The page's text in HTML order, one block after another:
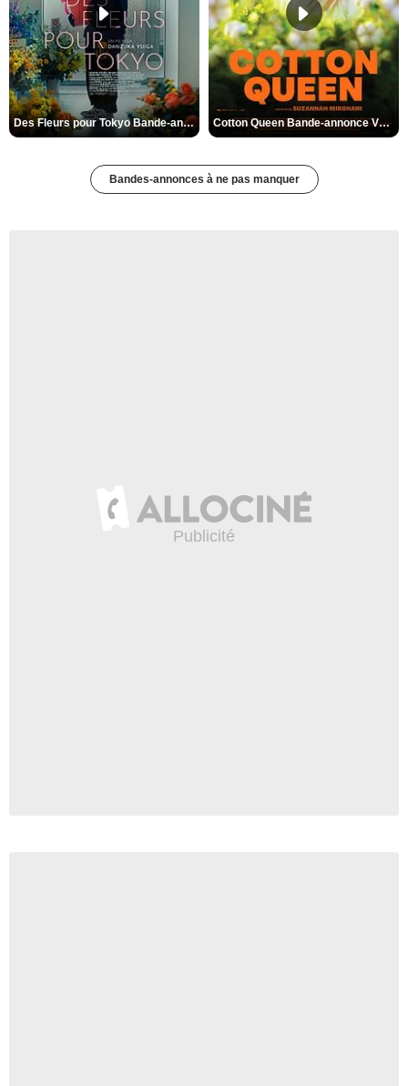
Des Fleurs pour Tokyo Bande-annonce VO STFR Cotton Queen Bande-annonce VO STFR
Bandes-annonces à ne pas manquer